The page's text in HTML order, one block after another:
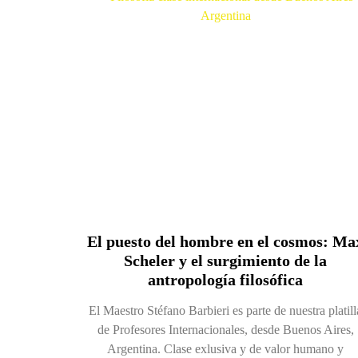
El puesto del hombre en el cosmos:
Scheler y el surgimiento de la
antropología filosófica
El Maestro Stéfano Barbieri es parte de nuestra
de Profesores Internacionales, desde Buenos Aires,
Argentina. Clase exlusiva y de valor humano y